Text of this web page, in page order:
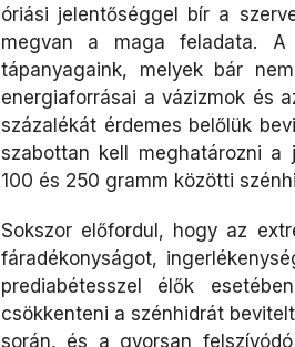
óriási jelentőséggel bír a
megvan a maga feladata. A
tápanyagaink, melyek bár
energiaforrásai a vázizmok és
százalékát érdemes belőlük
szabottan kell meghatározni a
100 és 250 gramm közötti
Sokszor előfordul, hogy az
fáradékonyságot,
prediabétesszel élők
csökkenteni a szénhidrát
során, és a gyorsan